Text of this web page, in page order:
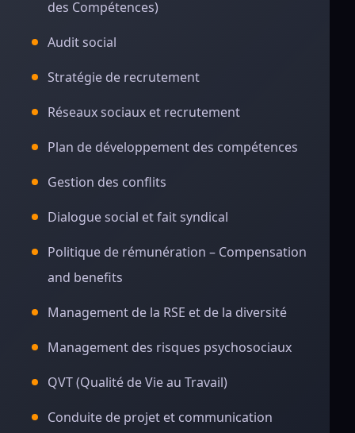
des Compétences)
Audit social
Stratégie de recrutement
Réseaux sociaux et recrutement
Plan de développement des compétences
Gestion des conflits
Dialogue social et fait syndical
Politique de rémunération – Compensation
and benefits
Management de la RSE et de la diversité
Management des risques psychosociaux
QVT (Qualité de Vie au Travail)
Conduite de projet et communication